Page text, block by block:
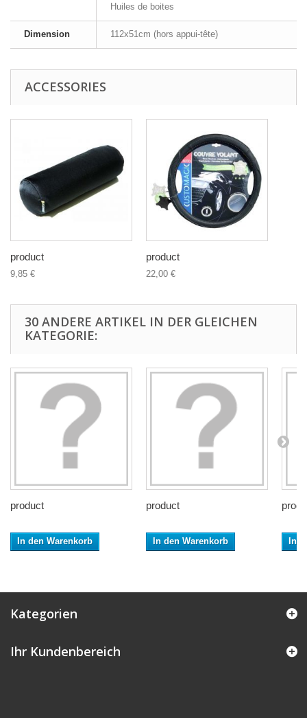
Huiles de boites
Dimension 112x51cm (hors appui-tête)
ACCESSORIES
product
9,85 €
product
22,00 €
30 ANDERE ARTIKEL IN DER GLEICHEN
KATEGORIE:
product
In den Warenkorb
product
In den Warenkorb In
Kategorien
Ihr Kundenbereich